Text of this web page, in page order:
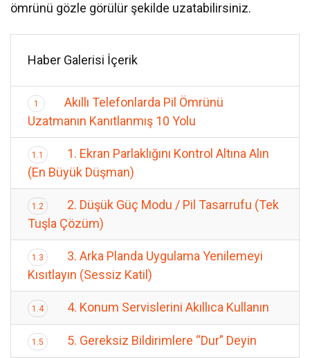
ömrünü gözle görülür şekilde uzatabilirsiniz.
Haber Galerisi İçerik
1
Akıllı Telefonlarda Pil Ömrünü
Uzatmanın Kanıtlanmış 10 Yolu
1.1
1. Ekran Parlaklığını Kontrol Altına Alın
(En Büyük Düşman)
1.2
2. Düşük Güç Modu / Pil Tasarrufu (Tek
Tuşla Çözüm)
1.3
3. Arka Planda Uygulama Yenilemeyi
Kısıtlayın (Sessiz Katil)
1.4 4. Konum Servislerini Akıllıca Kullanın
1.5 5. Gereksiz Bildirimlere “Dur” Deyin